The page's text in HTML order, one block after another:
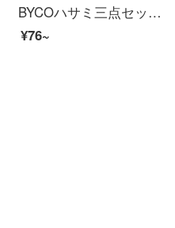
BYCOハサミ三点セット家庭用キッチンカット、家庭用ハンドカット、オフィス用学生カット三点セットBD 2851ハサミ三点セット
¥76~